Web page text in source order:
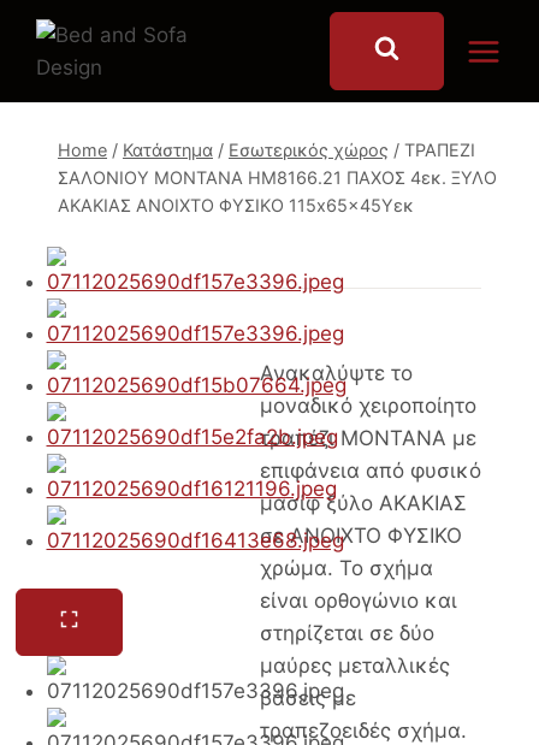
Skip
content
Home / Κατάστημα / Εσωτερικός χώρος / ΤΡΑΠΕΖΙ
ΣΑΛΟΝΙΟΥ MONTANA HM8166.21 ΠΑΧΟΣ 4εκ. ΞΥΛΟ
ΑΚΑΚΙΑΣ ΑΝΟΙΧΤΟ ΦΥΣΙΚΟ 115x65x45Yεκ
Ανακαλύψτε το
μοναδικό χειροποίητο
τραπέζι MONTANA με
επιφάνεια από φυσικό
μασίφ ξύλο ΑΚΑΚΙΑΣ
σε ΑΝΟΙΧΤΟ ΦΥΣΙΚΟ
χρώμα. To σχήμα
είναι ορθογώνιο και
στηρίζεται σε δύο
μαύρες μεταλλικές
βάσεις με
τραπεζοειδές σχήμα.